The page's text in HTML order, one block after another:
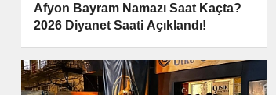
Afyon Bayram Namazı Saat Kaçta?
2026 Diyanet Saati Açıklandı!